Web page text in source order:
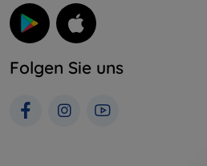
Folgen Sie uns